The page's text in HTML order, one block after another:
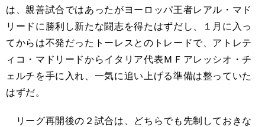
は、親善試合ではあったがヨーロッパ王者レアル・マド
リードに勝利し新たな闘志を得たはずだし、１月に入っ
てからは不発だったトーレスとのトレードで、アトレテ
ィコ・マドリードからイタリア代表ＭＦアレッシオ・チ
ェルチを手に入れ、一気に追い上げる準備は整っていた
はずだ。
リーグ再開後の２試合は、どちらでも先制しておきな